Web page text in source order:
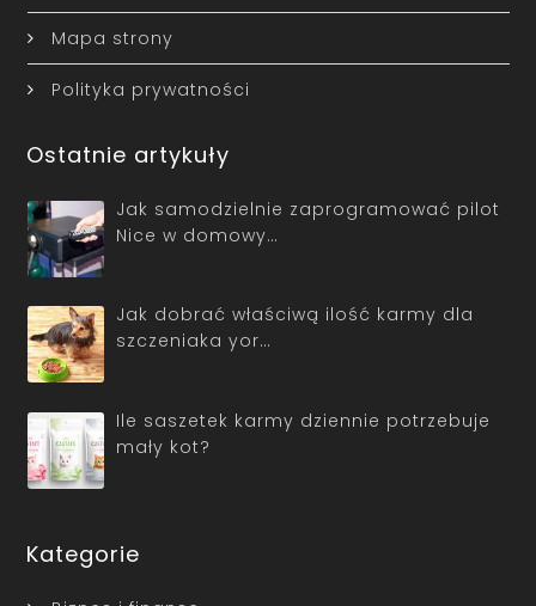
Mapa strony
Polityka prywatności
Ostatnie artykuły
Jak samodzielnie zaprogramować pilot
Nice w domowy…
Jak dobrać właściwą ilość karmy dla
szczeniaka yor…
Ile saszetek karmy dziennie potrzebuje
mały kot?
Kategorie